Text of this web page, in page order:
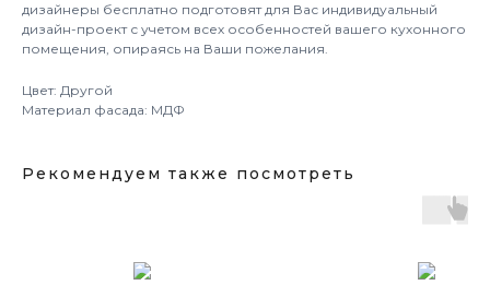
дизайнеры бесплатно подготовят для Вас индивидуальный
дизайн-проект с учетом всех особенностей вашего кухонного
помещения, опираясь на Ваши пожелания.
Цвет: Другой
Материал фасада: МДФ
Рекомендуем также посмотреть